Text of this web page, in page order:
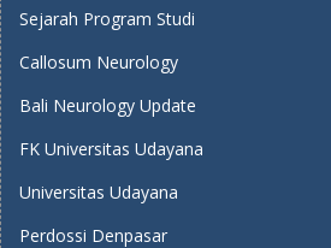
Sejarah Program Studi
Callosum Neurology
Bali Neurology Update
FK Universitas Udayana
Universitas Udayana
Perdossi Denpasar